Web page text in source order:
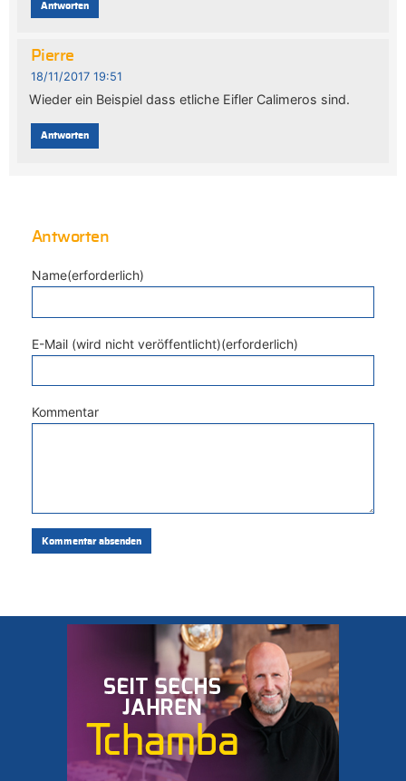
Antworten
Pierre
18/11/2017 19:51
Wieder ein Beispiel dass etliche Eifler Calimeros sind.
Antworten
Antworten
Name(erforderlich)
E-Mail (wird nicht veröffentlicht)(erforderlich)
Kommentar